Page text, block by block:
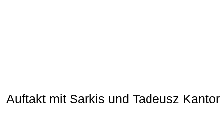
Auftakt mit Sarkis und Tadeusz Kantor